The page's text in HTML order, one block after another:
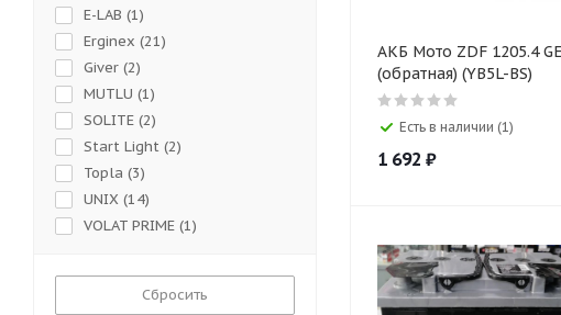
АКБ Мото ZDF 1205.4 GEL
(обратная) (YB5L-BS)
Есть в наличии (1)
1 692 ₽
E-LAB (1)
Erginex (21)
Giver (2)
MUTLU (1)
SOLITE (2)
Start Light (2)
Topla (3)
UNIX (14)
VOLAT PRIME (1)
Мото (1)
Тюмень (4)
Сбросить